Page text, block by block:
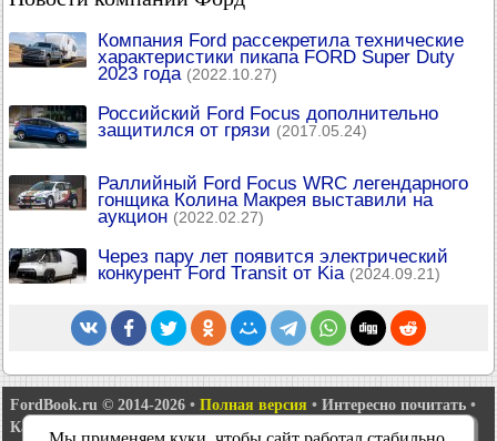
Компания Ford рассекретила технические
характеристики пикапа FORD Super Duty
2023 года (2022.10.27)
Российский Ford Focus дополнительно
защитился от грязи (2017.05.24)
Раллийный Ford Focus WRC легендарного
гонщика Колина Макрея выставили на
аукцион (2022.02.27)
Через пару лет появится электрический
конкурент Ford Transit от Kia (2024.09.21)
FordBook.ru © 2014-2026 • Полная версия • Интересно почитать •
Карта сайта